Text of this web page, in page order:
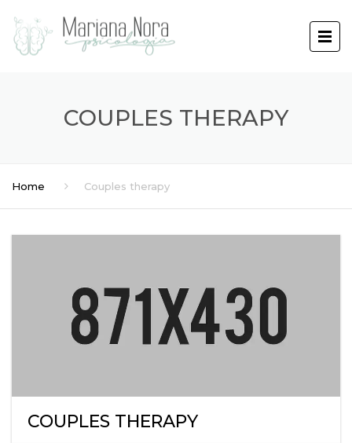
COUPLES THERAPY
Home Couples therapy
COUPLES THERAPY